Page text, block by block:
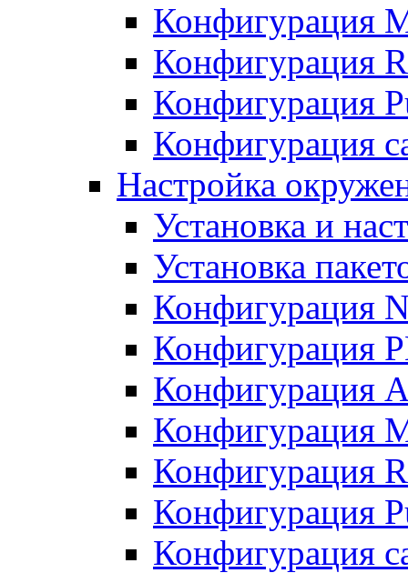
Конфигурация
Конфигурация
Конфигурация
Конфигурация
Настройка
Установка и
Установка
Конфигурация
Конфигурация
Конфигурация
Конфигурация
Конфигурация
Конфигурация
Конфигурация